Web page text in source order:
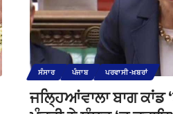
ਸੰਸਾਰ ਪੰਜਾਬ ਪਰਵਾਸੀ-ਖ਼ਬਰਾਂ
ਜਲ੍ਹਿਆਂਵਾਲਾ ਬਾਗ ਕਾਂਡ